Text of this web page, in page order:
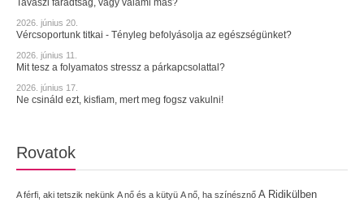
Tavaszi fáradtság, vagy valami más?
2026. június 20.
Vércsoportunk titkai - Tényleg befolyásolja az egészségünket?
2026. június 11.
Mit tesz a folyamatos stressz a párkapcsolattal?
2026. június 17.
Ne csináld ezt, kisfiam, mert meg fogsz vakulni!
Rovatok
A férfi, aki tetszik nekünk A nő és a kütyü A nő, ha színésznő A Ridikülben